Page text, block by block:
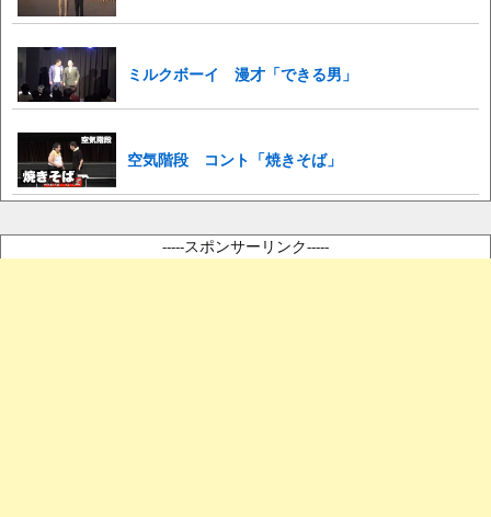
ミルクボーイ 漫才「できる男」
空気階段 コント「焼きそば」
-----スポンサーリンク-----